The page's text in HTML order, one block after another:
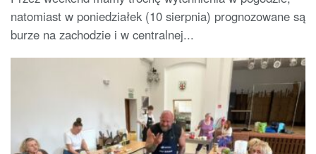
natomiast w poniedziałek (10 sierpnia) prognozowane są
burze na zachodzie i w centralnej...